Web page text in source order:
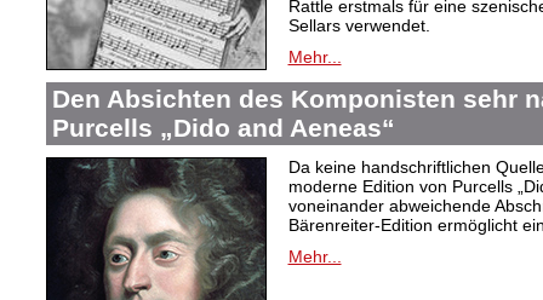
Rattle erstmals für eine
Sellars verwendet.
Mehr...
Den Absichten des Komponisten sehr
Purcells „Dido and Aeneas“
Da keine handschriftlichen
moderne Edition von Purcells
voneinander abweichende
Bärenreiter-Edition ermöglicht
Mehr...